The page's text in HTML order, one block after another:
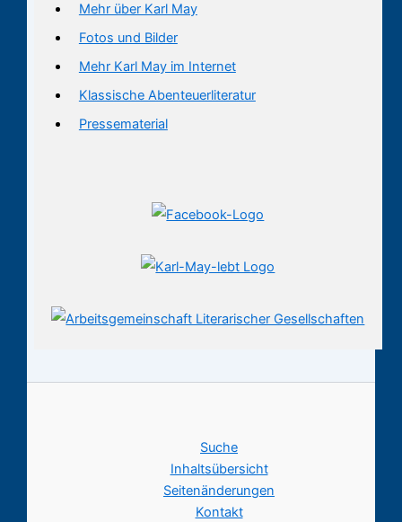
Mehr über Karl May
Fotos und Bilder
Mehr Karl May im Internet
Klassische Abenteuerliteratur
Pressematerial
Suche
Inhaltsübersicht
Seitenänderungen
Kontakt